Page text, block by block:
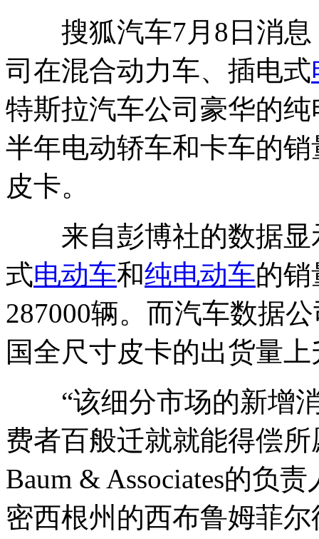
搜狐汽车7月8日消息
司在混合动力车、插电式
特斯拉汽车公司豪华的
半年电动轿车和卡车的
皮卡。
来自彭博社的数据显
式电动车和纯电动车的销
287000辆。而汽车数据
国全尺寸皮卡的出货量上
“该细分市场的新增消
费者百般迁就就能得偿
Baum & Associates的负
密西根州的西布鲁姆菲